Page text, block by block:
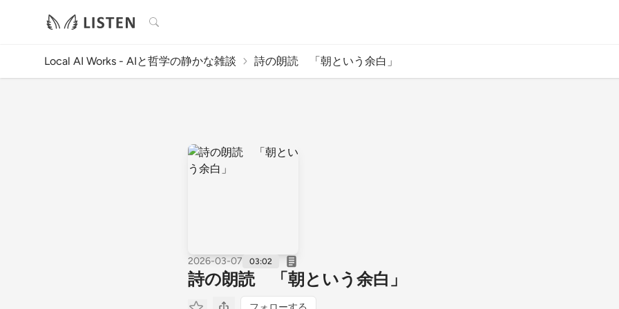
検索
Local AI Works - AIと哲学の静かな雑談 詩の朗読 「朝という余白」
2026-03-07 03:02
詩の朗読 「朝という余白」